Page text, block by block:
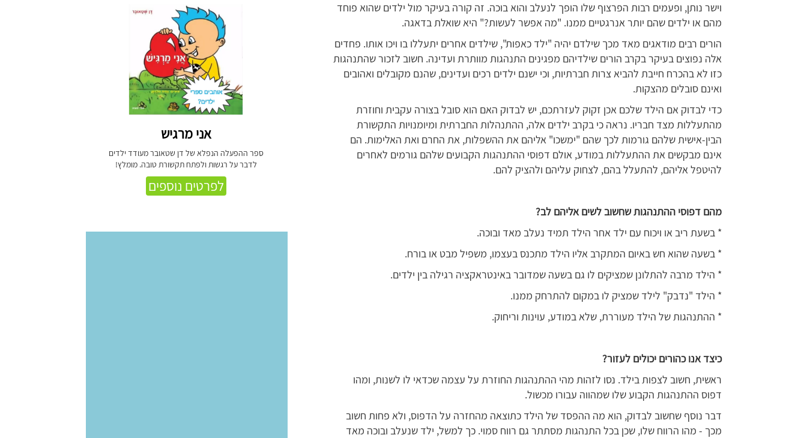
וישר נותן, ופעמים רבות הפרצוף שלו הופך לנעלב והוא בוכה. זה קורה בעיקר מול ילדים שהוא פוחד
מהם או ילדים שהם יותר אנרגטיים ממנו. "מה אפשר לעשות?" היא שואלת בדאגה.
הורים רבים מודאגים מאד מכך שילדם יהיה "ילד כאפות", שילדים אחרים יתעללו בו ויכו אותו. פחדים
אלה נפוצים בעיקר בקרב הורים שילדיהם מפגינים התנהגות מוותרת ועדינה. חשוב לזכור שהתנהגות
כזו לא בהכרח חייבת להביא צרות חברתיות, וכי ישנם ילדים רכים ועדינים, שהנם מקובלים ואהובים
ואינם סובלים מהצקות.
כדי לבדוק אם הילד שלכם אכן זקוק לעזרתכם, יש לבדוק האם הוא סובל בצורה עקבית וחוזרת
מהתעללות מצד חבריו. נראה כי בקרב ילדים אלה, ההתנהלות החברתית ומיומנויות התקשורת
הבין-אישית שלהם גורמות לכך שהם "ימשכו" אליהם את ההשפלות, את החרם ואת האלימות. הם
אינם מבקשים את ההתעללות במודע, אולם דפוסי ההתנהגות הקבועים שלהם גורמים לאחרים
להיטפל אליהם, להתעלל בהם, לצחוק עליהם ולהציק להם.
מהם דפוסי ההתנהגות שחשוב לשים אליהם לב?
* בשעת ריב או ויכוח עם ילד אחר הילד תמיד נעלב מאד ובוכה.
* בשעה שהוא חש באיום המתקרב אליו הילד מתכנס בעצמו, משפיל מבט או בורח.
* הילד מרבה להתלונן שמציקים לו גם בשעה שמדובר באינטראקציה רגילה בין ילדים.
* הילד "נדבק" לילד שמציק לו במקום להתרחק ממנו.
* ההתנהגות של הילד מעוררת, שלא במודע, עוינות וריחוק.
כיצד אנו כהורים יכולים לעזור?
ראשית, חשוב לצפות בילד. נסו לזהות מהי ההתנהגות החוזרת על עצמה שכדאי לו לשנות, ומהו
דפוס ההתנהגות הקבוע שלו שמהווה עבורו מכשול.
דבר נוסף שחשוב לבדוק, הוא מה ההפסד של הילד כתוצאה מהחזרה על הדפוס, ולא פחות חשוב
מכך - מהו הרווח שלו, שכן בכל התנהגות מסתתר גם רווח סמוי. כך למשל, ילד שנעלב ובוכה מאד
אני מרגיש
ספר ההפעלה הנפלא של דן שטאובר מעודד ילדים
לדבר על רגשות ולפתח תקשורת טובה. מומלץ!
לפרטים נוספים